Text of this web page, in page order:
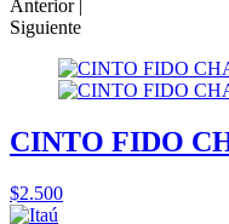
Anterior |
Siguiente
CINTO FIDO
$2.500